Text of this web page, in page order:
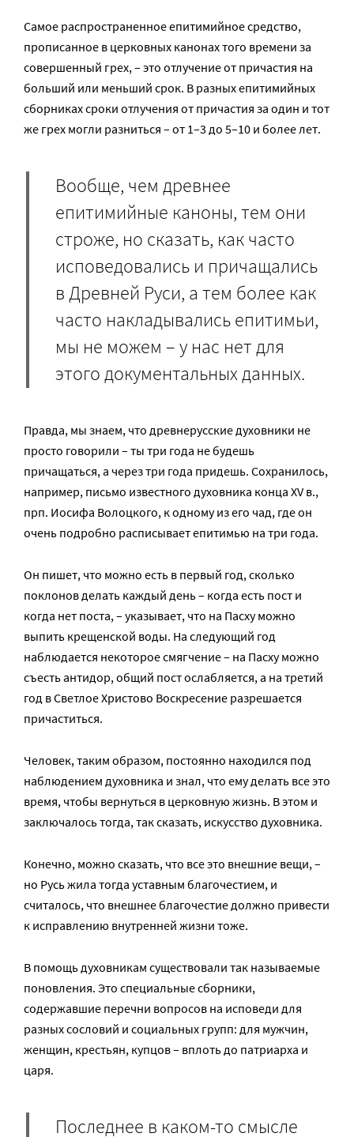
Самое распространенное епитимийное средство,
прописанное в церковных канонах того времени за
совершенный грех, – это отлучение от причастия на
больший или меньший срок. В разных епитимийных
сборниках сроки отлучения от причастия за один и тот
же грех могли разниться – от 1–3 до 5–10 и более лет.
Вообще, чем древнее
епитимийные каноны, тем они
строже, но сказать, как часто
исповедовались и причащались
в Древней Руси, а тем более как
часто накладывались епитимьи,
мы не можем – у нас нет для
этого документальных данных.
Правда, мы знаем, что древнерусские духовники не
просто говорили – ты три года не будешь
причащаться, а через три года придешь. Сохранилось,
например, письмо известного духовника конца XV в.,
прп. Иосифа Волоцкого, к одному из его чад, где он
очень подробно расписывает епитимью на три года.
Он пишет, что можно есть в первый год, сколько
поклонов делать каждый день – когда есть пост и
когда нет поста, – указывает, что на Пасху можно
выпить крещенской воды. На следующий год
наблюдается некоторое смягчение – на Пасху можно
съесть антидор, общий пост ослабляется, а на третий
год в Светлое Христово Воскресение разрешается
причаститься.
Человек, таким образом, постоянно находился под
наблюдением духовника и знал, что ему делать все это
время, чтобы вернуться в церковную жизнь. В этом и
заключалось тогда, так сказать, искусство духовника.
Конечно, можно сказать, что все это внешние вещи, –
но Русь жила тогда уставным благочестием, и
считалось, что внешнее благочестие должно привести
к исправлению внутренней жизни тоже.
В помощь духовникам существовали так называемые
поновления. Это специальные сборники,
содержавшие перечни вопросов на исповеди для
разных сословий и социальных групп: для мужчин,
женщин, крестьян, купцов – вплоть до патриарха и
царя.
Последнее в каком-то смысле